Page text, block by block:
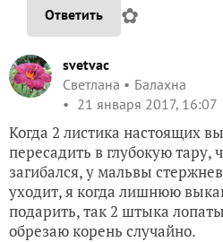
Ответить ✿
svetvac
Светлана
Балахна
21 января 2017, 16:07
Когда 2 листика настоящих
пересадить в глубокую тару,
загибался, у мальвы
уходит, я когда лишнюю
подарить, так 2 штыка
обрезаю корень случайно.